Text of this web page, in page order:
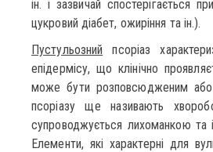
ін. і зазвичай спостерігається
цукровий діабет, ожиріння та ін.).
Пустульозний псоріаз
епідермісу, що клінічно
може бути розповсюдженим або
псоріазу ще називають
супроводжується лихоманкою та
Елементи, які характерні для